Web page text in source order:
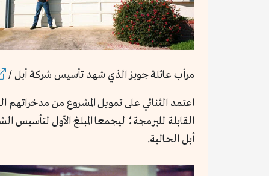
مرأب عائلة جوبز الذي شهد تأسيس شركة أبل /
اعتمد الثنائي على تمويل المشروع من
القابلة للبرمجة؛ ليجمعا المبلغ الأول لتأسيس
أبل الحالية.